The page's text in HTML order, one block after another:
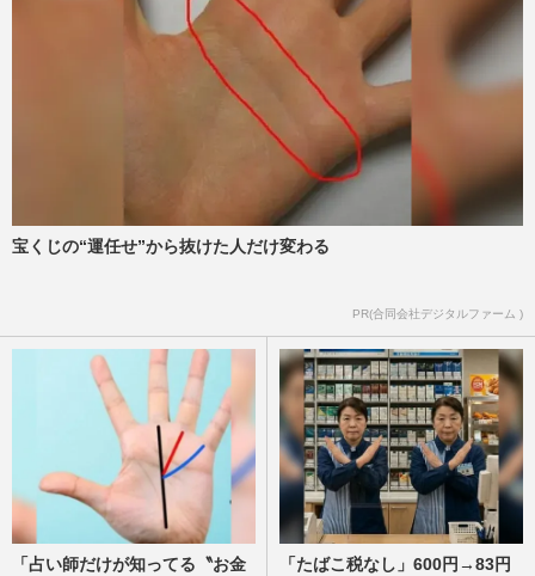
宝くじの“運任せ”から抜けた人だけ変わる
PR(合同会社デジタルファーム )
「占い師だけが知ってる〝お金
「たばこ税なし」600円→83円